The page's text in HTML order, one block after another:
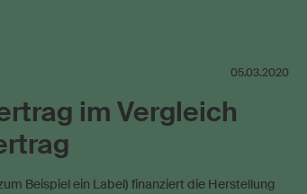
05.03.2020
im Vergleich
Beispiel ein Label) finanziert die Herstellung